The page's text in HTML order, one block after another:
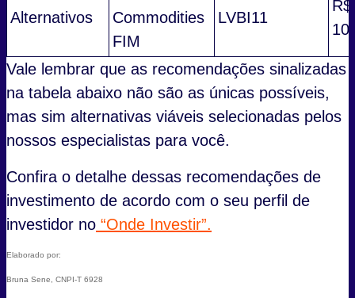
Alternativos
Commodities
FIM
LVBI11
R$
Vale lembrar que as recomendações sinalizadas
na tabela abaixo não são as únicas possíveis,
mas sim alternativas viáveis selecionadas pelos
nossos especialistas para você.
Confira o detalhe dessas recomendações de
investimento de acordo com o seu perfil de
investidor no “Onde Investir”.
Elaborado por:
Bruna Sene, CNPI-T 6928